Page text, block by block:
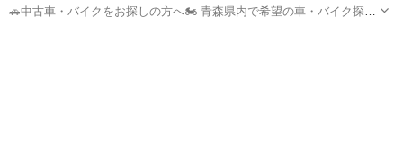
🚗中古車・バイクをお探しの方へ🏍️ 青森県内で希望の車・バイク探し